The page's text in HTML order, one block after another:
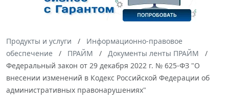
Продукты и услуги
Информационно-правовое
обеспечение
ПРАЙМ
Документы ленты ПРАЙМ
Федеральный закон от 29 декабря 2022 г. № 625-ФЗ "О
внесении изменений в Кодекс Российской Федерации об
административных правонарушениях"